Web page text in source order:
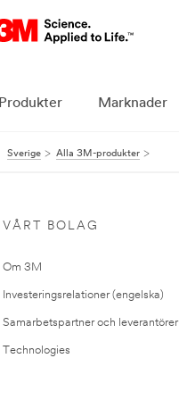
Produkter Marknader
Sverige Alla 3M-produkter
VÅRT BOLAG
Om 3M
Investeringsrelationer (engelska)
Samarbetspartner och leverantörer
Technologies